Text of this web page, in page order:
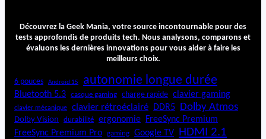
Découvrez la Geek Mania, votre source incontournable pour des
tests approfondis de produits tech. Nous analysons, comparons et
évaluons les dernières innovations pour vous aider à faire les
meilleurs choix.
6 pouces Android 15 autonomie longue durée
Bluetooth 5.3 casque gaming charge rapide clavier gaming
clavier mécanique clavier rétroéclairé DDR5 Dolby Atmos
Dolby Vision durabilité ergonomie
FreeSync Premium
FreeSync Premium Pro
gaming Google TV HDMI 2.1